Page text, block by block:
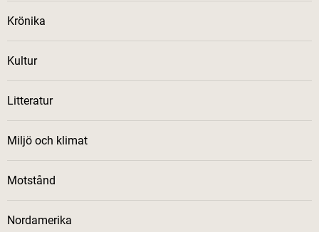
Krönika
Kultur
Litteratur
Miljö och klimat
Motstånd
Nordamerika